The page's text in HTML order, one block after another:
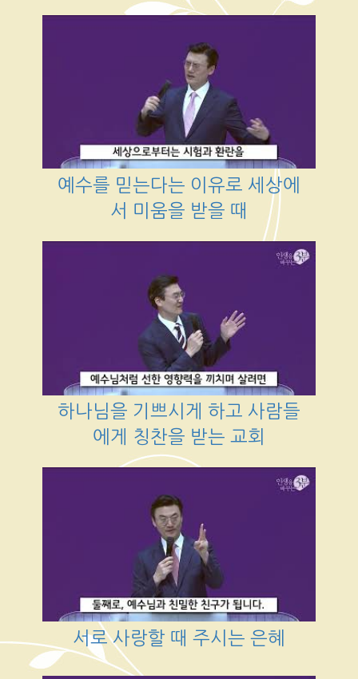
예수를 믿는다는 이유로 세상에
서 미움을 받을 때
하나님을 기쁘시게 하고 사람들
에게 칭찬을 받는 교회
서로 사랑할 때 주시는 은혜